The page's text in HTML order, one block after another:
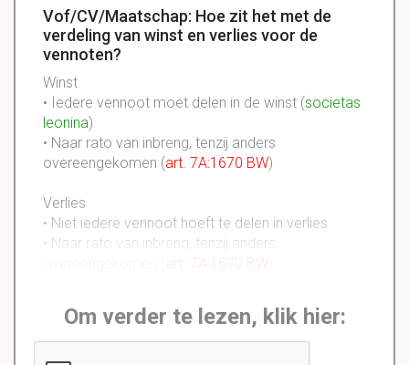
Vof/CV/Maatschap: Hoe zit het met de
verdeling van winst en verlies voor de
vennoten?
Winst
• Iedere vennoot moet delen in de winst (societas
leonina)
• Naar rato van inbreng, tenzij anders
overeengekomen (art. 7A:1670 BW)
Verlies
• Niet iedere vennoot hoeft te delen in verlies
• Naar rato van inbreng, tenzij anders
art. 7A :1670 BW
Om verder te lezen, klik hier: